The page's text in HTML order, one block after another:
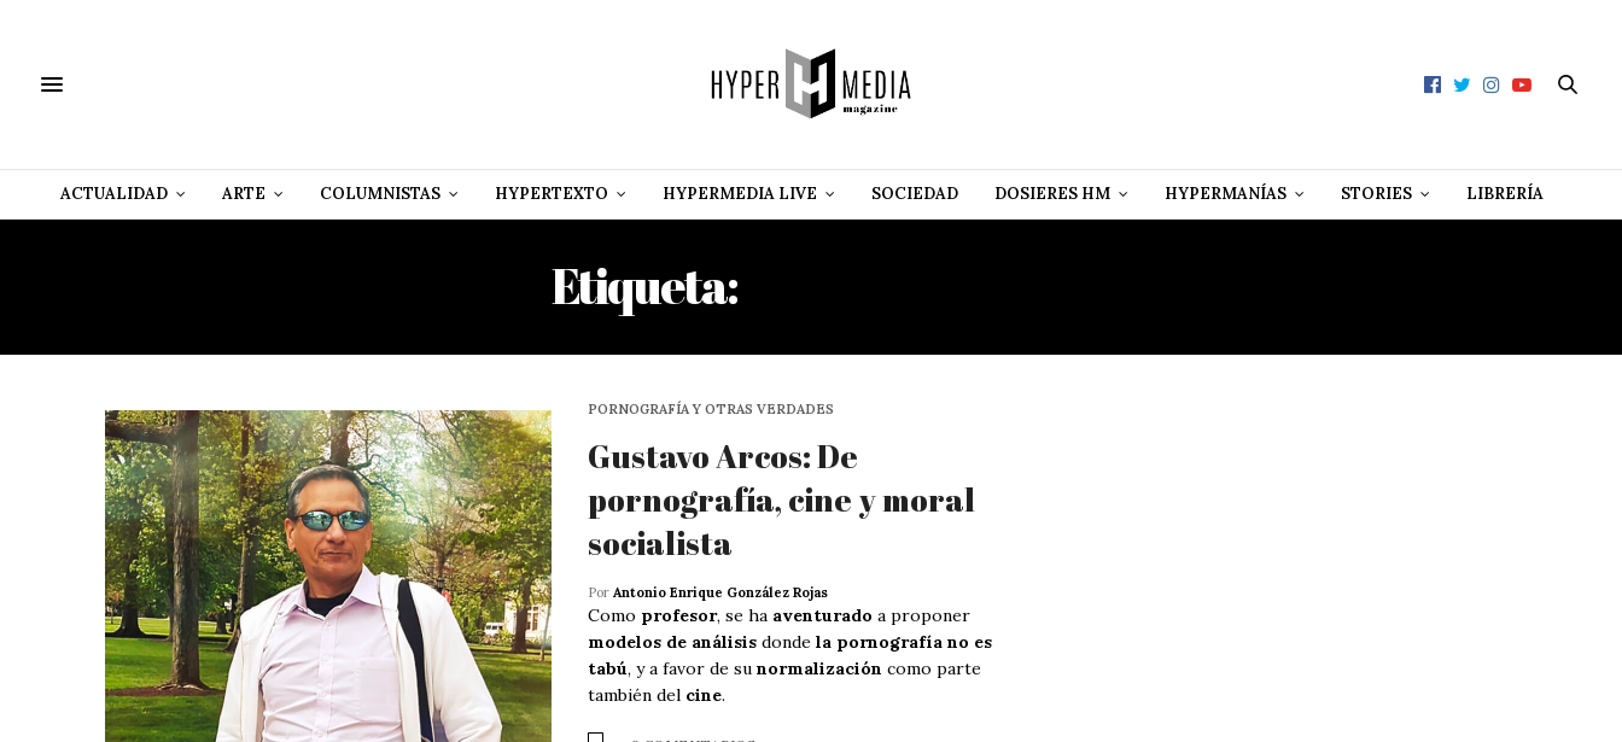
ACTUALIDAD ARTE COLUMNISTAS HYPERTEXTO HYPERMEDIA LIVE SOCIEDAD DOSIERES HM HYPERMANÍAS STORIES LIBRERÍA
Etiqueta:
PORNOGRAFÍA Y OTRAS VERDADES
Gustavo Arcos: De
pornografía, cine y moral
socialista
Por Antonio Enrique González Rojas
Como profesor, se ha aventurado a proponer
modelos de análisis donde la pornografía no es
tabú, y a favor de su normalización como parte
también del cine.